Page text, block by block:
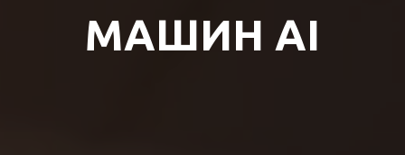
МАШИН AI